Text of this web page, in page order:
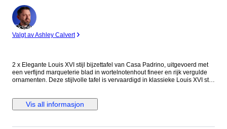
Ekspert
Valgt av Ashley Calvert
2 x Elegante Louis XVI stijl bijzettafel van Casa Padrino, uitgevoerd met
een verfijnd marqueterie blad in wortelnotenhout fineer en rijk vergulde
ornamenten. Deze stijlvolle tafel is vervaardigd in klassieke Louis XVI stijl
warme houttekening en verfijnde afwerking geven het meubel een
luxueuze en elegante uitstraling. Het onderstel bestaat uit zwart gelakte
wat het geheel een statige en tijdloze uitstraling geeft. De tafel is
Vis all informasjon